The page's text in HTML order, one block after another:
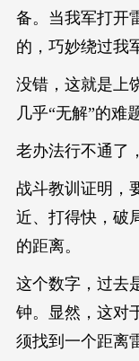
备。当我军打开
的，巧妙绕过我
没错，这就是上
几乎“无解”的难
老办法行不通了
战斗教训证明，
近、打得快，破
的距离。
这个数字，过去
钟。显然，这对
须找到一个距离